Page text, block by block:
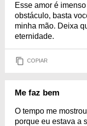
Esse amor é
obstáculo, basta
minha mão. Deixa
eternidade.
COPIAR
Me faz bem
O tempo me
porque eu estava a